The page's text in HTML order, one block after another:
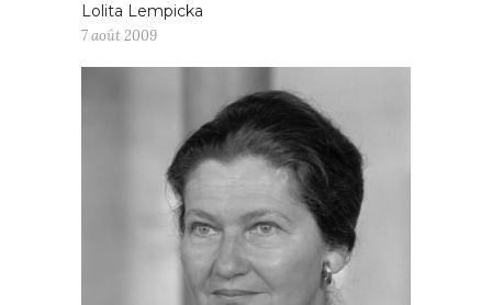
Lolita Lempicka
7 août 2009